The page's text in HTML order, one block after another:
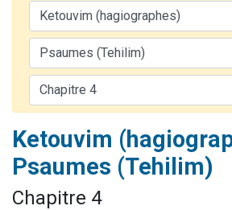
Il reste 49 places pour
12 nouvelles musiques
Ketouvim
Psaumes (Tehilim)
Chapitre 4